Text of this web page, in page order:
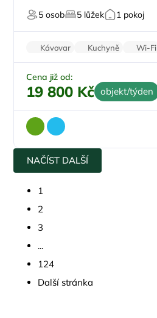
U vody
5 osob 5 lůžek 1 pokoj
Kávovar Kuchyně Wi-Fi
Klimatizace
Cena již od:
19 800 Kč objekt/týden
NAČÍST DALŠÍ
1
2
3
...
124
Další stránka